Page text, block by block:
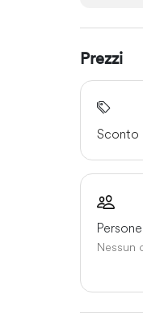
Prezzi
Sconto
Nessun